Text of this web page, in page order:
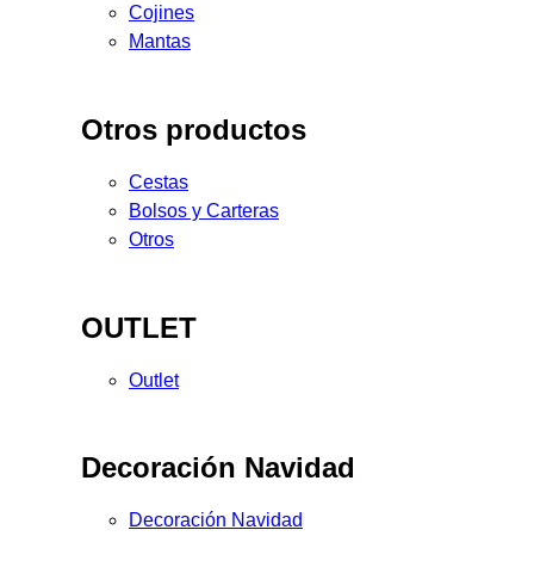
Cojines
Mantas
Otros productos
Cestas
Bolsos y Carteras
Otros
OUTLET
Outlet
Decoración Navidad
Decoración Navidad